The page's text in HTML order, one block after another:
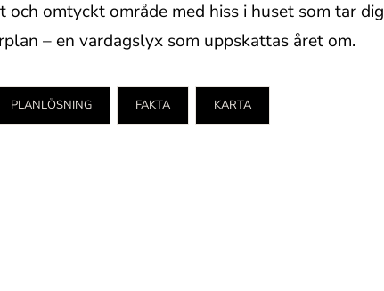
omtyckt område med hiss i huset som tar dig
– en vardagslyx som uppskattas året om.
PLANLÖSNING FAKTA KARTA